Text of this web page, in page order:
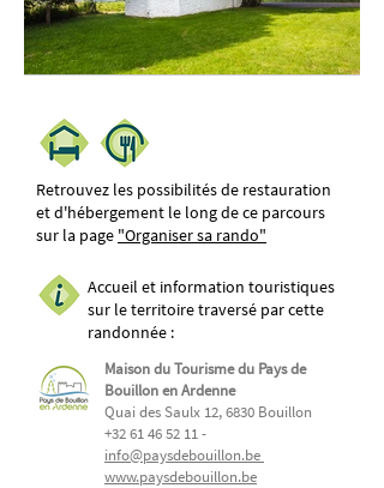
Chapelle de Oizy
(c) OT Bièvre
Retrouvez les possibilités de restauration
et d'hébergement le long de ce parcours
sur la page "Organiser sa rando"
Accueil et information touristiques
sur le territoire traversé par cette
randonnée :​
Maison du Tourisme du Pays de
Bouillon en Ardenne
Quai des Saulx 12, 6830 Bouillon
+32 61 46 52 11-
info@paysdebouillon.be
www.paysdebouillon.be